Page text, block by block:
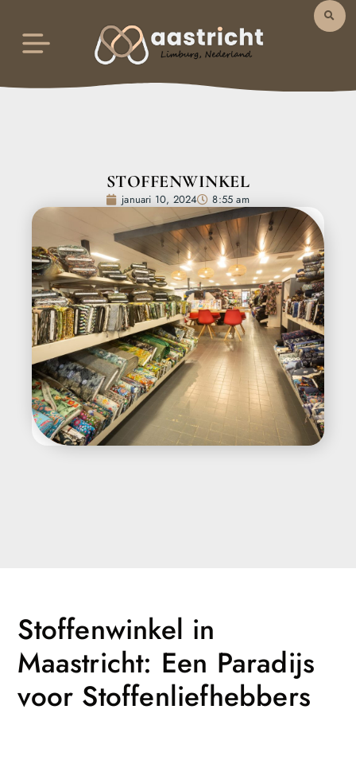
STOFFENWINKEL
januari 10, 2024 8:55 am
Stoffenwinkel in
Maastricht: Een Paradijs
voor Stoffenliefhebbers